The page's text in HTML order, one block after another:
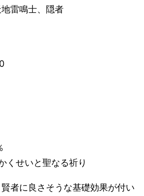
雷鳴士、隠者
くせいと聖なる祈り
者に良さそうな基礎効果が付い